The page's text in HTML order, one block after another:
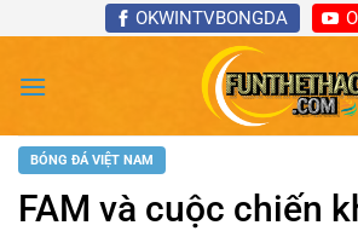
nội
OKWINTVBONGDA
BÓNG ĐÁ VIỆT NAM
FAM và cuộc chiến